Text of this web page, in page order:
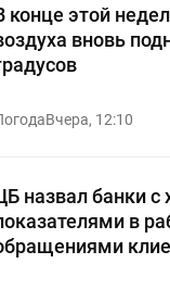
конце этой
вновь
Вчера, 12:10
назвал банки
в